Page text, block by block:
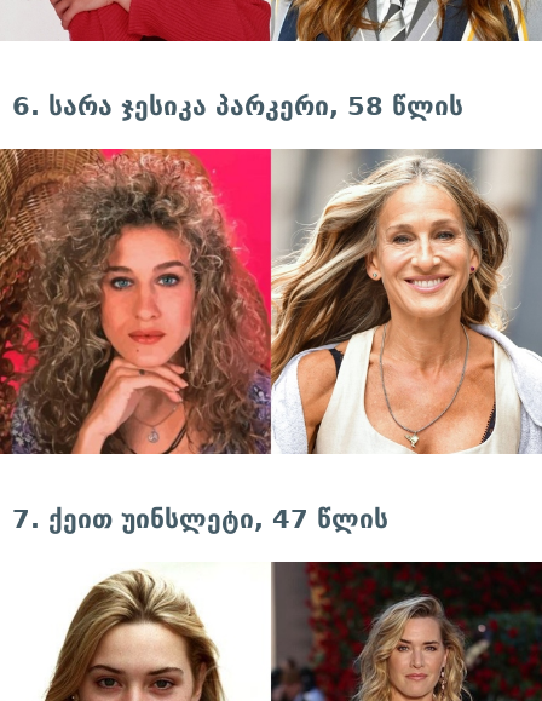
6. სარა ჯესიკა პარკერი, 58 წლის
7. ქეით უინსლეტი, 47 წლის